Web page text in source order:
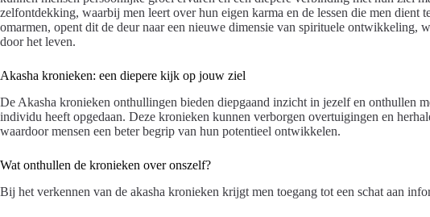
zelfontdekking, waarbij men leert over hun eigen karma en de lessen die men dient
omarmen, opent dit de deur naar een nieuwe dimensie van spirituele ontwikkeling,
door het leven.
Akasha kronieken: een diepere kijk op jouw ziel
De Akasha kronieken onthullingen bieden diepgaand inzicht in jezelf en onthullen
individu heeft opgedaan. Deze kronieken kunnen verborgen overtuigingen en
waardoor mensen een beter begrip van hun potentieel ontwikkelen.
Wat onthullen de kronieken over onszelf?
Bij het verkennen van de akasha kronieken krijgt men toegang tot een schat aan